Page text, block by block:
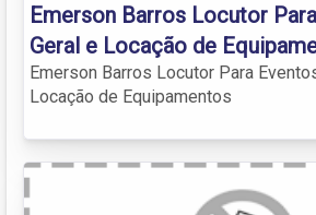
Emerson Barros Locutor
Geral e Locação de
Emerson Barros Locutor Para
Locação de Equipamentos